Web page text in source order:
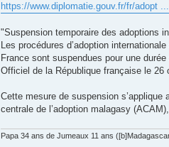
n
l
u
https://www.diplomatie.gouv.fr/fr/adopt
"Suspension temporaire des adoptions
Les procédures d’adoption
France sont suspendues pour une
Officiel de la République française le 26
Cette mesure de suspension s’applique
centrale de l’adoption malagasy
Papa 34 ans de Jumeaux 11 ans